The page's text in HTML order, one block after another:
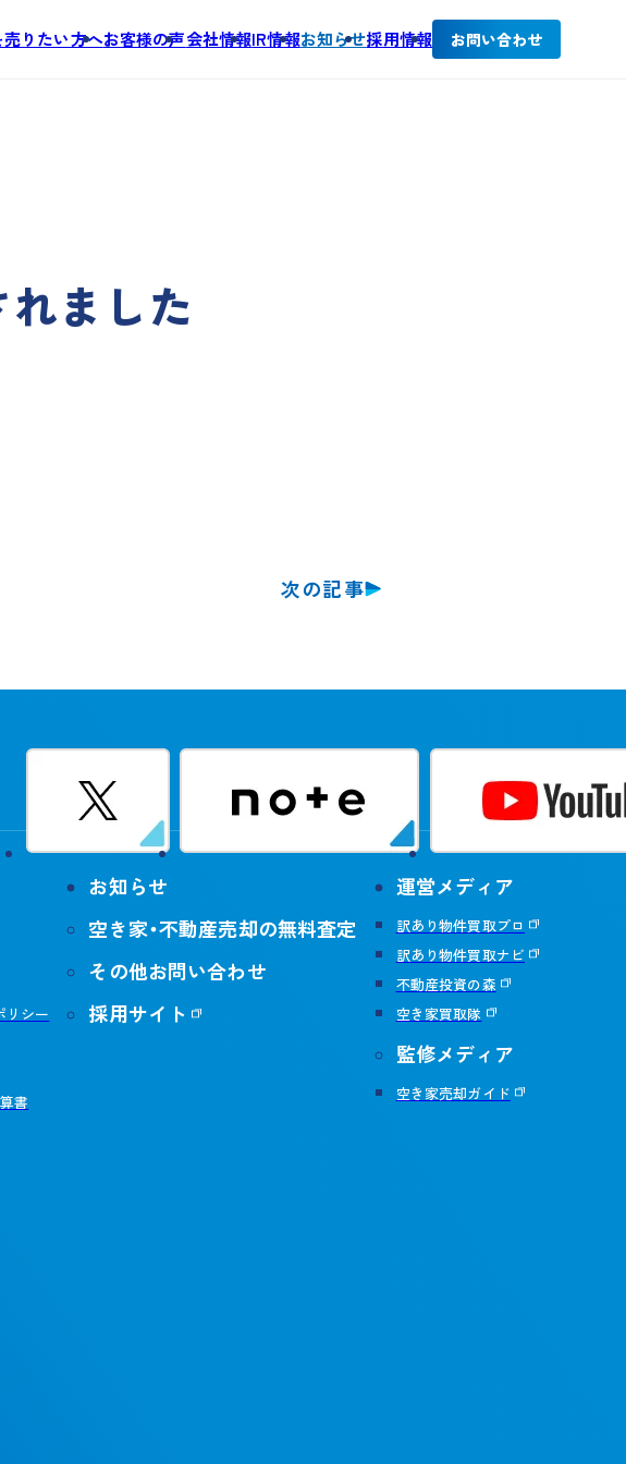
売りたい方へお客様の声会社情報IR情報お知らせ採用情報 お問い合わせ
ました
次の記事
リシー
書
お知らせ
空き家・不動産売却の無料査定
その他お問い合わせ
採用サイト
運営メディア
訳あり物件買取プロ
訳あり物件買取ナビ
不動産投資の森
空き家買取隊
監修メディア
空き家売却ガイド